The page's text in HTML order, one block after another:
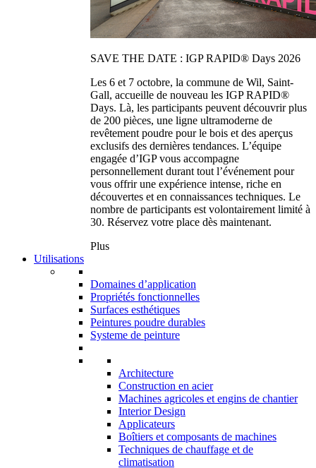
SAVE THE DATE : IGP RAPID® Days 2026
Les 6 et 7 octobre, la commune de Wil, Saint-
Gall, accueille de nouveau les IGP RAPID®
Days. Là, les participants peuvent découvrir plus
de 200 pièces, une ligne ultramoderne de
revêtement poudre pour le bois et des aperçus
exclusifs des dernières tendances. L’équipe
engagée d’IGP vous accompagne
personnellement durant tout l’événement pour
vous offrir une expérience intense, riche en
découvertes et en connaissances techniques. Le
nombre de participants est volontairement limité à
30. Réservez votre place dès maintenant.
Plus
Utilisations
Domaines d’application
Propriétés fonctionnelles
Surfaces esthétiques
Peintures poudre durables
Systeme de peinture
Architecture
Construction en acier
Machines agricoles et engins de chantier
Interior Design
Applicateurs
Boîtiers et composants de machines
Techniques de chauffage et de
climatisation